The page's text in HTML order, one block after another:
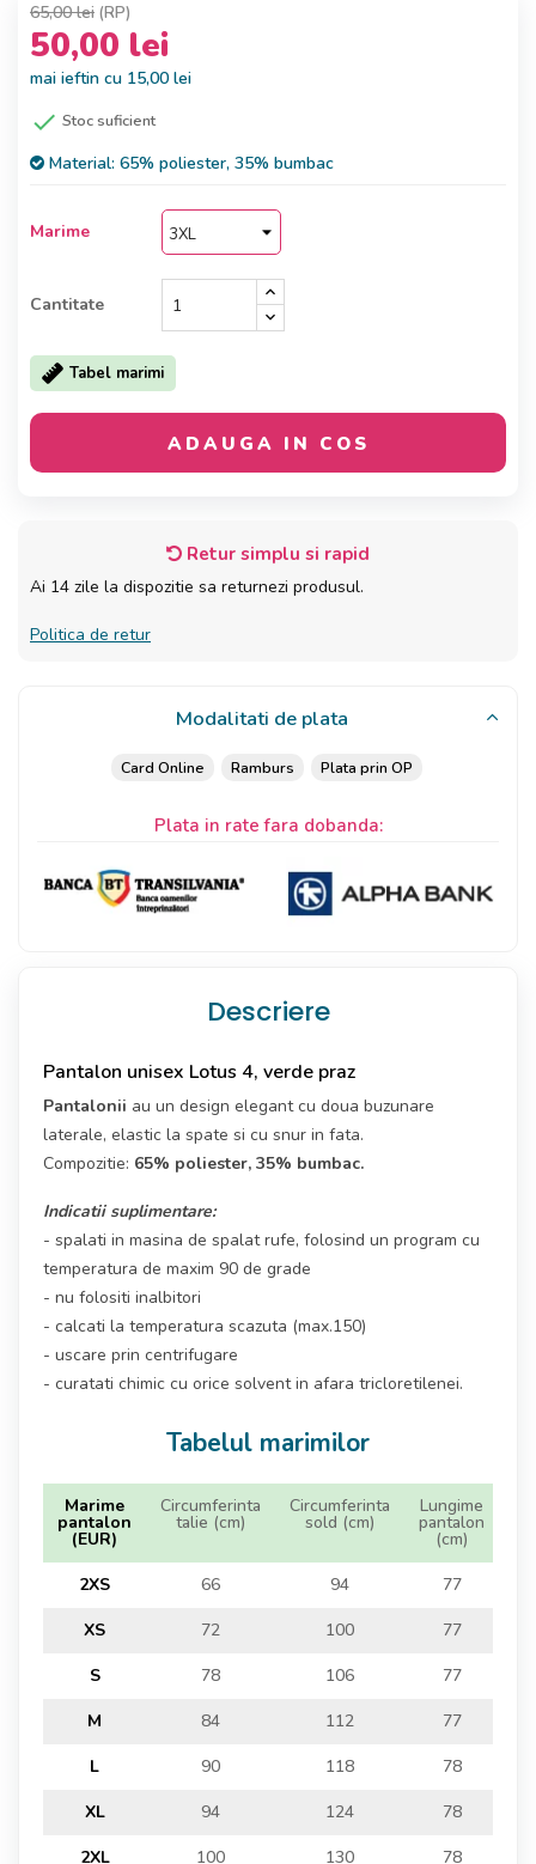
65,00 lei (RP)
50,00 lei
mai ieftin cu 15,00 lei
 Stoc suficient
Material: 65% poliester, 35% bumbac
Marime
Cantitate
Tabel marimi
ADAUGA IN COS
Retur simplu si rapid
Ai 14 zile la dispozitie sa returnezi produsul.
Politica de retur
Modalitati de plata
Card Online Ramburs Plata prin OP
Plata in rate fara dobanda:
Descriere
Pantalon unisex Lotus 4, verde praz
Pantalonii au un design elegant cu doua buzunare
laterale, elastic la spate si cu snur in fata.
Compozitie: 65% poliester, 35% bumbac.
Indicatii suplimentare:
- spalati in masina de spalat rufe, folosind un program cu
temperatura de maxim 90 de grade
- nu folositi inalbitori
- calcati la temperatura scazuta (max.150)
- uscare prin centrifugare
- curatati chimic cu orice solvent in afara tricloretilenei.
Tabelul marimilor
Marime
pantalon
(EUR)
2XS
XS
S
M
L
XL
2XL
Circumferinta
talie (cm)
66
72
78
84
90
94
100
Circumferinta
sold (cm)
94
100
106
112
118
124
130
Lungime
pantalon
(cm)
77
77
77
77
78
78
78